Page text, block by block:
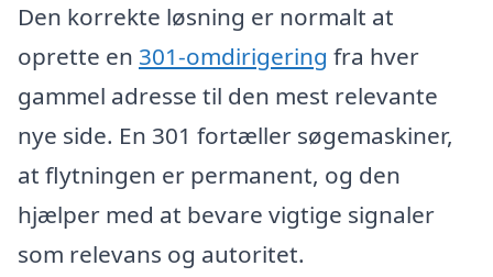
Den korrekte løsning er normalt at
oprette en 301-omdirigering fra hver
gammel adresse til den mest relevante
nye side. En 301 fortæller søgemaskiner,
at flytningen er permanent, og den
hjælper med at bevare vigtige signaler
som relevans og autoritet.